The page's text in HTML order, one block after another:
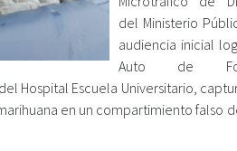
del Ministerio
audiencia inicial
Auto de
Hospital Escuela Universitario,
en un compartimiento falso